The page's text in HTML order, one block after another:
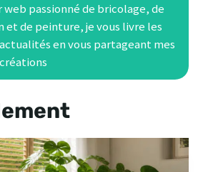
web passionné de bricolage, de
et de peinture, je vous livre les
en vous partageant mes